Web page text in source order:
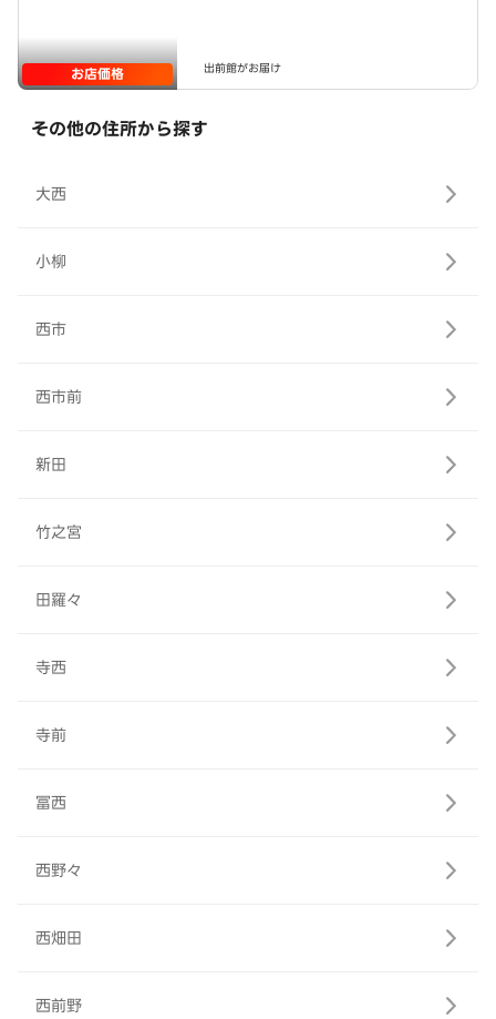
お店価格 出前館がお届け
その他の住所から探す
大西
小柳
西市
西市前
新田
竹之宮
田羅々
寺西
寺前
冨西
西野々
西畑田
西前野